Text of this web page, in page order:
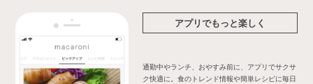
アプリでもっと楽しく
通勤中やランチ、おやすみ前に、アプリでサクサ
ク快適に。食のトレンド情報や簡単レシピに毎日